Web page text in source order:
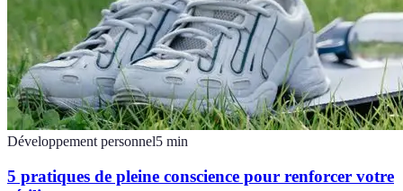
Développement personnel5 min
5 pratiques de pleine conscience pour renforcer votre